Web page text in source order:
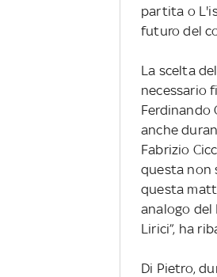
partita o
futuro del
La scelta
necessario
Ferdinando
anche
Fabrizio
questa non
questa
analogo del
Lirici”, ha
Di Pietro,